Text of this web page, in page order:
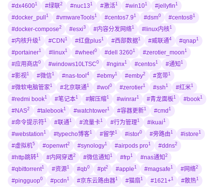
#dx46001 #绿联2 #nuc13 1 #激活1 #win101 #jellyfin 1
#docker_pull 1 #vmwareTools1 #centos7.9 1 #dsm0 #centos81
#docker-compose2 #esxi3 #内容分发网络1 #linux内核1
#内核升级 1 #CDN 1 #红盘plus1 #西部数据1 #威联通4 #qnap1
#portainer1 #linux1 #wheel 0 #dell 32601 #zerotier_moon 1
#应用商店0 #windows10LTSC0 #nginx1 #centos1 #通知 1
#影视1 #微信1 #nas-tool 4 #ebmy1 #emby2 #宽带 1
#微软电脑管家1 #北京联通1 #wol 0 #zerotier1 #ssh 1 #红米1
#redmi book1 #笔记本1 #解压缩1 #winrar1 #青龙面板 1 #book1
#NAS2 #talebook1 #watchtower1 #容器更新1 #cmd 1
#命令提示符1 #联通1 #流量卡1 #行为管理1 #ikuai 1
#webstation 1 #typecho博客1 #留学1 #istor0 #旁路由 1 #istore 1
#虚拟机5 #openwrt2 #synology1 #airpods pro1 #ddns2
#http跳转1 #内网穿透2 #微信通知 1 #frp1 #nas通知 2
#qbittorrent1 #资源1 #qb0 #pt2 #apple 1 #magsafe 1 #网络2
#pingguop0 #pcdn 1 #京东云路由器1 #猫扇 1 #1621+1 #散热1